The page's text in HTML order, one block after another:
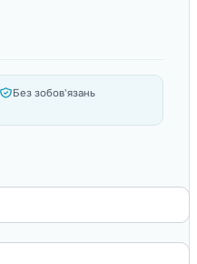
Без зобов'язань